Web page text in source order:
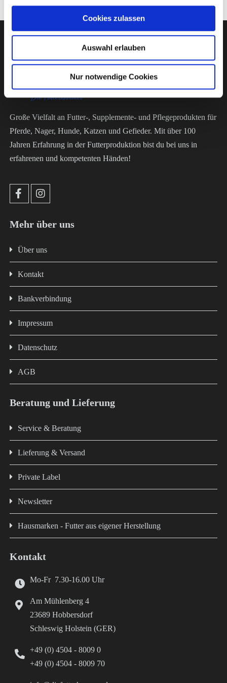
Cookies zulassen
Auswahl erlauben
Nur notwendige Cookies
Die Futterkammer
Große Vielfalt an Futter-, Supplemente- und Pflegeprodukten für
Pferde, Nager, Hunde, Katzen und Gefieder. Mit über 100
Jahren Erfahrung in der Futterproduktion bist du bei uns in
erfahrenen und kompetenten Händen!
Mehr über uns
Über uns
Kontakt
Bankverbindung
Impressum
Datenschutz
AGB
Beratung und Lieferung
Service & Beratung
Lieferung & Versand
Private Label
Newsletter
Hausmarken - Futter aus eigener Herstellung
Kontakt
Mo-Fr 7.30-16.00 Uhr
Am Mühlenberg 4
23689 Hobbersdorf
Schleswig Holstein (GER)
+49 (0) 4504 - 8009 0
+49 (0) 4504 - 8009 70